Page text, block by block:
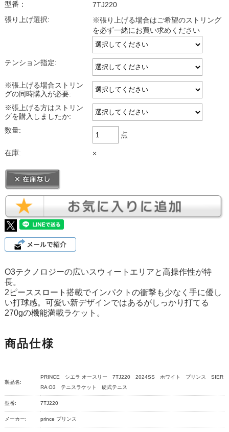
型番：
7TJ220
張り上げ選択:
※張り上げる場合はご希望のストリング
を必ず一緒にお買い求めください
テンション指定:
※張上げる場合ストリン
グの同時購入が必要:
※張上げる方はストリン
グを購入しましたか:
数量:
点
在庫: ×
O3テクノロジーの広いスウィートエリアと高操作性が特
長。
2ピーススロート搭載でインパクトの衝撃も少なく手に優し
い打球感。可愛い新デザインではあるがしっかり打てる
270gの機能満載ラケット。
商品仕様
製品名:
PRINCE シエラ オースリー 7TJ220 2024SS ホワイト プリンス SIER
RA O3 テニスラケット 硬式テニス
型番: 7TJ220
メーカー: prince プリンス